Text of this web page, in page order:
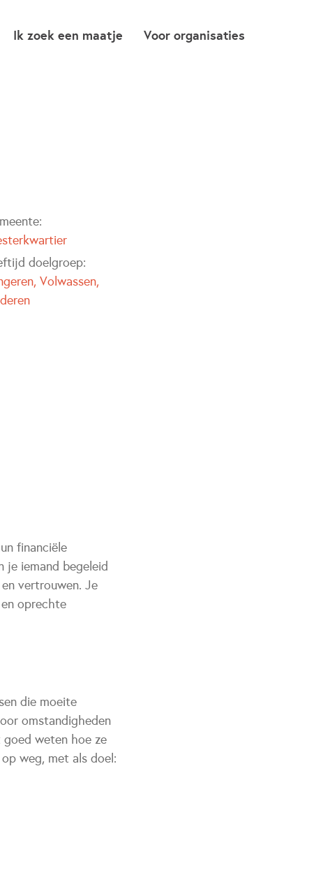
Ik zoek een maatje Voor organisaties
doelgroep:
Volwassen
financiële
je iemand begeleid
vertrouwen. Je
oprechte
die moeite
omstandigheden
weten hoe ze
weg, met als doel: